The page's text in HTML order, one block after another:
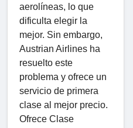
aerolíneas, lo que
dificulta elegir la
mejor. Sin embargo,
Austrian Airlines ha
resuelto este
problema y ofrece un
servicio de primera
clase al mejor precio.
Ofrece Clase